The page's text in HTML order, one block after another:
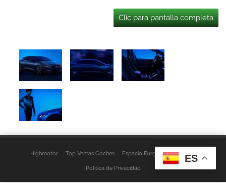
Clic para pantalla completa
Highmotor Top Ventas Coches Espacio Furgo Aviso Legal
Política de Privacidad
ES